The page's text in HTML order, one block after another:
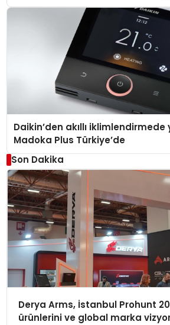
Daikin’den akıllı
Madoka Plus Türkiye’de
Son Dakika
Derya Arms, İstanbul Prohunt
ürünlerini ve global marka